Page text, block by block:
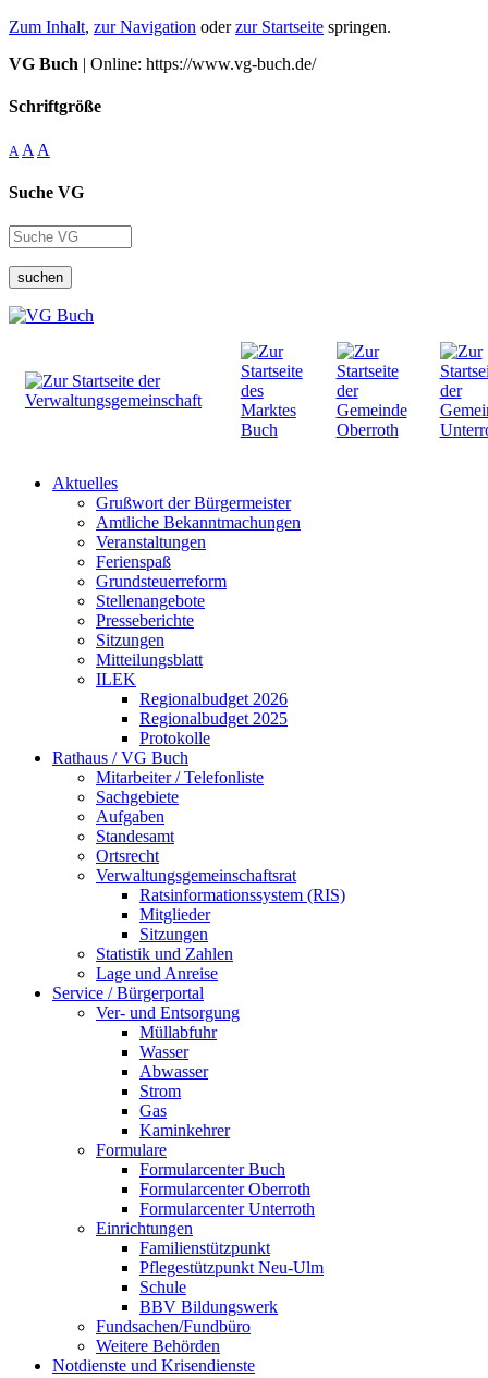
Zum Inhalt, zur Navigation oderzur Startseite springen.
VG Buch | Online: https://www.vg-buch.de/
Schriftgröße
A A A
Suche VG
suchen
Aktuelles
Grußwort der Bürgermeister
Amtliche Bekanntmachungen
Veranstaltungen
Ferienspaß
Grundsteuerreform
Stellenangebote
Presseberichte
Sitzungen
Mitteilungsblatt
ILEK
Regionalbudget 2026
Regionalbudget 2025
Protokolle
Rathaus / VG Buch
Mitarbeiter / Telefonliste
Sachgebiete
Aufgaben
Standesamt
Ortsrecht
Verwaltungsgemeinschaftsrat
Ratsinformationssystem (RIS)
Mitglieder
Sitzungen
Statistik und Zahlen
Lage und Anreise
Service / Bürgerportal
Ver- und Entsorgung
Müllabfuhr
Wasser
Abwasser
Strom
Gas
Kaminkehrer
Formulare
Formularcenter Buch
Formularcenter Oberroth
Formularcenter Unterroth
Einrichtungen
Familienstützpunkt
Pflegestützpunkt Neu-Ulm
Schule
BBV Bildungswerk
Fundsachen/Fundbüro
Weitere Behörden
Notdienste und Krisendienste